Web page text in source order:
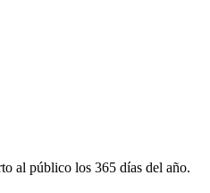
al público los 365 días del año.